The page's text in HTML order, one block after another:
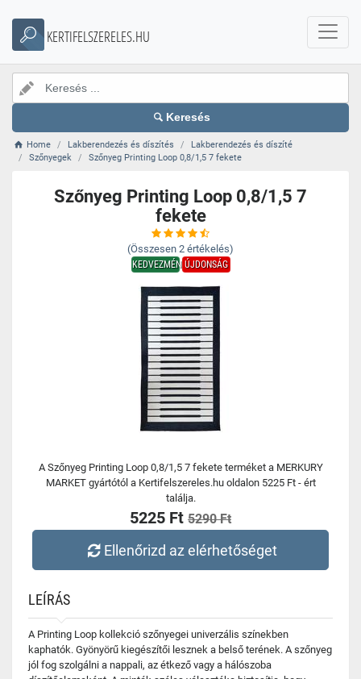
KERTIFELSZERELES.HU
Keresés
Home Lakberendezés és díszítés
Lakberendezés és díszíté
Szőnyegek
Szőnyeg Printing Loop 0,8/1,5 7 fekete
Szőnyeg Printing Loop 0,8/1,5 7
fekete
(Összesen 2 értékelés)
KEDVEZMÉNYÚJDONSÁG
A Szőnyeg Printing Loop 0,8/1,5 7 fekete terméket a MERKURY
MARKET gyártótól a Kertifelszereles.hu oldalon 5225 Ft - ért
találja.
5225 Ft 5290 Ft
Ellenőrizd az elérhetőséget
LEÍRÁS
A Printing Loop kollekció szőnyegei univerzális színekben
kaphatók. Gyönyörű kiegészítői lesznek a belső terének. A szőnyeg
jól fog szolgálni a nappali, az étkező vagy a hálószoba